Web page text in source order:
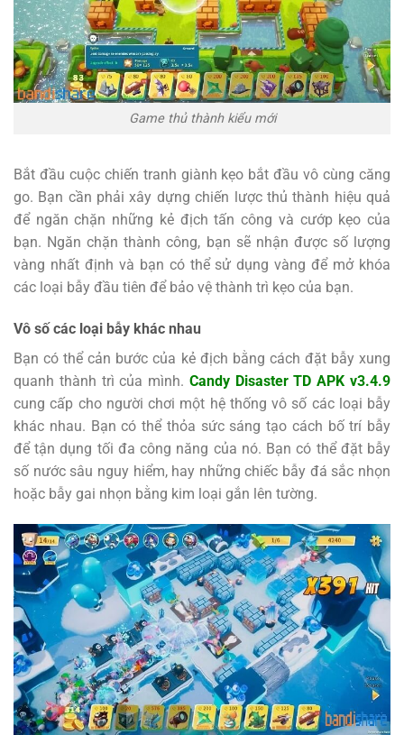
Game thủ thành kiểu mới
Bắt đầu cuộc chiến tranh giành kẹo bắt đầu vô cùng căng
go. Bạn cần phải xây dựng chiến lược thủ thành hiệu quả
để ngăn chặn những kẻ địch tấn công và cướp kẹo của
bạn. Ngăn chặn thành công, bạn sẽ nhận được số lượng
vàng nhất định và bạn có thể sử dụng vàng để mở khóa
các loại bẫy đầu tiên để bảo vệ thành trì kẹo của bạn.
Vô số các loại bẫy khác nhau
Bạn có thể cản bước của kẻ địch bằng cách đặt bẫy xung
quanh thành trì của mình. Candy Disaster TD APK v3.4.9
cung cấp cho người chơi một hệ thống vô số các loại bẫy
khác nhau. Bạn có thể thỏa sức sáng tạo cách bố trí bẫy
để tận dụng tối đa công năng của nó. Bạn có thể đặt bẫy
số nước sâu nguy hiểm, hay những chiếc bẫy đá sắc nhọn
hoặc bẫy gai nhọn bằng kim loại gắn lên tường.